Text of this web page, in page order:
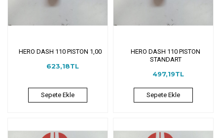
HERO DASH 110 PISTON 1,00
623,18TL
Sepete Ekle
HERO DASH 110 PISTON
STANDART
497,19TL
Sepete Ekle